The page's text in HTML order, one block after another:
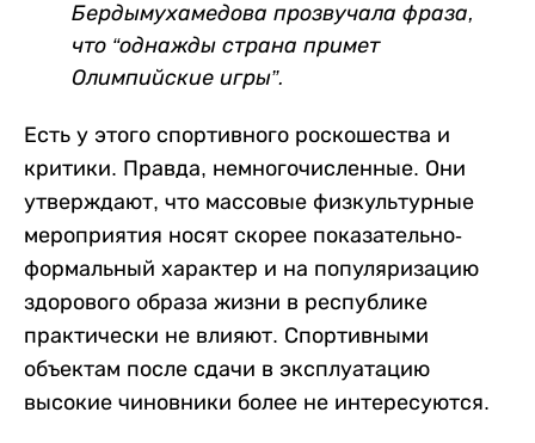
Бердымухамедова прозвучала фраза,
что “однажды страна примет
Олимпийские игры”.
Есть у этого спортивного роскошества и
критики. Правда, немногочисленные. Они
утверждают, что массовые физкультурные
мероприятия носят скорее показательно-
формальный характер и на популяризацию
здорового образа жизни в республике
практически не влияют. Спортивными
объектам после сдачи в эксплуатацию
высокие чиновники более не интересуются.